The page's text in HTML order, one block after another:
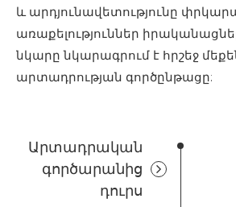
և արդյունավետությունը
առաքելություններ
նկարը նկարագրում է հրշեջ
արտադրության գործընթացը:
Արտադրական
գործարանից
դուրս